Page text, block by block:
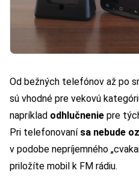
Od bežných telefónov až po
sú vhodné pre vekovú
napríklad odhlučnenie pre
Pri telefonovaní sa nebude
v podobe nepríjemného
priložíte mobil k FM rádiu.